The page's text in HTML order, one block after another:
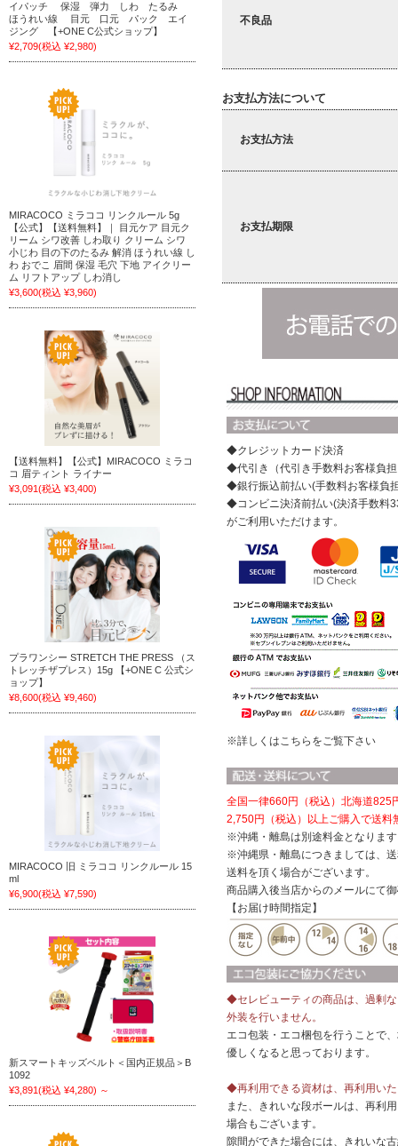
不良品
お支払方法について
お支払方法
お支払期限
◆クレジットカード決済
◆代引き（代引き手数料お客様負
◆銀行振込前払い(手数料お客様負
◆コンビニ決済前払い(決済手数料
がご利用いただけます。
※詳しくはこちらをご覧下さい
全国一律660円（税込） 北海道825
2,750円（税込）以上ご購入で送料
※沖縄・離島は別途料金となりま
※沖縄県・離島につきましては、
送料を頂く場合がございます。
商品購入後当店からのメールにて
【お届け時間指定】
◆セレビューティの商品は、過剰
外装を行いません。
エコ包装・エコ梱包を行うことで
優しくなると思っております。
◆再利用できる資材は、再利用い
また、きれいな段ボールは、再利
場合もございます。
隙間ができた場合には、きれいな
イパッチ 保湿 弾力 しわ たるみ
ほうれい線 目元 口元 パック エイ
ジング 【+ONE C公式ショップ】
¥2,709(税込 ¥2,980)
MIRACOCO ミラココ リンクルール 5g
【公式】【送料無料】｜ 目元ケア 目元ク
リーム シワ改善 しわ取り クリーム シワ
小じわ 目の下のたるみ 解消 ほうれい線 し
わ おでこ 眉間 保湿 毛穴 下地 アイクリー
ム リフトアップ しわ消し
¥3,600(税込 ¥3,960)
【送料無料】【公式】MIRACOCO ミラコ
コ 眉ティント ライナー
¥3,091(税込 ¥3,400)
プラワンシー STRETCH THE PRESS （ス
トレッチザプレス）15g 【+ONE C 公式シ
ョップ】
¥8,600(税込 ¥9,460)
MIRACOCO 旧 ミラココ リンクルール 15
ml
¥6,900(税込 ¥7,590)
新スマートキッズベルト＜国内正規品＞B
1092
¥3,891(税込 ¥4,280) ～